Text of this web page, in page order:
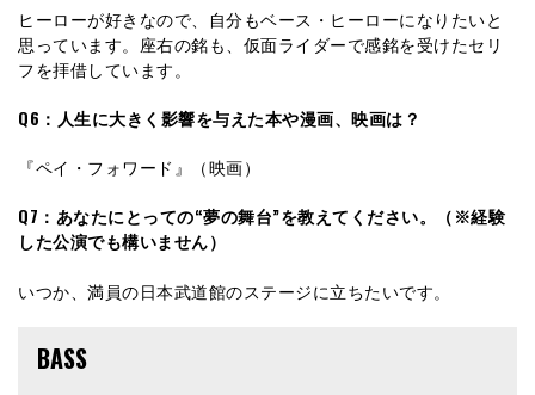
ヒーローが好きなので、自分もベース・ヒーローになりたいと
思っています。座右の銘も、仮面ライダーで感銘を受けたセリ
フを拝借しています。
Q6：人生に大きく影響を与えた本や漫画、映画は？
『ペイ・フォワード』（映画）
Q7：あなたにとっての“夢の舞台”を教えてください。（※経験
した公演でも構いません）
いつか、満員の日本武道館のステージに立ちたいです。
BASS